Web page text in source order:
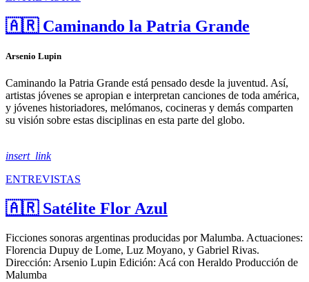
🇦🇷 Caminando la Patria Grande
Arsenio Lupin
Caminando la Patria Grande está pensado desde la juventud. Así,
artistas jóvenes se apropian e interpretan canciones de toda américa,
y jóvenes historiadores, melómanos, cocineras y demás comparten
su visión sobre estas disciplinas en esta parte del globo.
insert_link
ENTREVISTAS
🇦🇷 Satélite Flor Azul
Ficciones sonoras argentinas producidas por Malumba. Actuaciones:
Florencia Dupuy de Lome, Luz Moyano, y Gabriel Rivas.
Dirección: Arsenio Lupin Edición: Acá con Heraldo Producción de
Malumba